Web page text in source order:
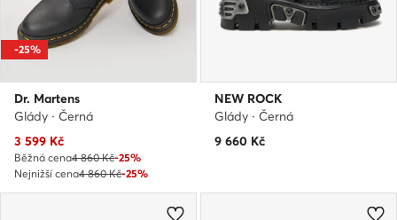
-25%
Dr. Martens
Glády · Černá
Aktuální cena
3 599 Kč
Běžná cena4 860 Kč-25%
Nejnižší cena4 860 Kč-25%
NEW ROCK
Glády · Černá
9 660 Kč